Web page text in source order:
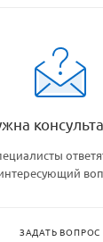
ЗАДАТЬ ВОПРОС